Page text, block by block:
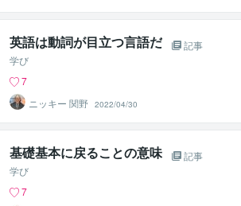
英語は動詞が目立つ言語だ
記事
学び
7
ニッキー 関野 2022/04/30
基礎基本に戻ることの意味
記事
学び
7